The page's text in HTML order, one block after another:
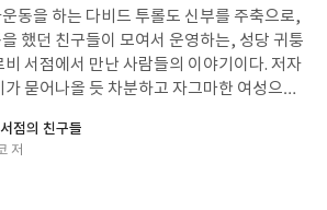
세워 권력을 되찾는 나쁜 선례를 남기게 되었
가 또 다시 로마를 군대로 짓밟으며 피의 복
의원으로 로마를 위해 조언하며 존경받는 위
집정관에 오를 거라는 마르타의 예언은 축복
동을 하는 다비드 투롤도 신부를 주축으로,
했던 친구들이 모여서 운영하는, 성당 귀퉁
서점에서 만난 사람들의 이야기이다. 저자
묻어나올 듯 차분하고 자그마한 여성으로
, 유태인이나 아프리카인들 같은 다양한 스
에게 마음을 열고 편안히 다가왔던 것 같다.
체홉의 희곡에 나오는 사람들처럼 고귀하
점의 친구들
저